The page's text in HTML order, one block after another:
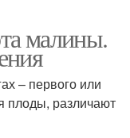
малины.
– первого или
плоды, различают